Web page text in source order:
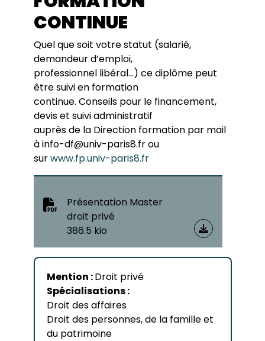
CONTINUE
Quel que soit votre statut (salarié,
demandeur d’emploi,
professionnel libéral…) ce diplôme peut
être suivi en formation
continue. Conseils pour le financement,
devis et suivi administratif
auprès de la Direction formation par mail
à info-df@univ-paris8.fr ou
surwww.fp.univ-paris8.fr
Présentation Master
droit privé
386.5 kio
Mention :Droit privé
Spécialisations :
Droit des affaires
Droit des personnes, de la famille et
du patrimoine